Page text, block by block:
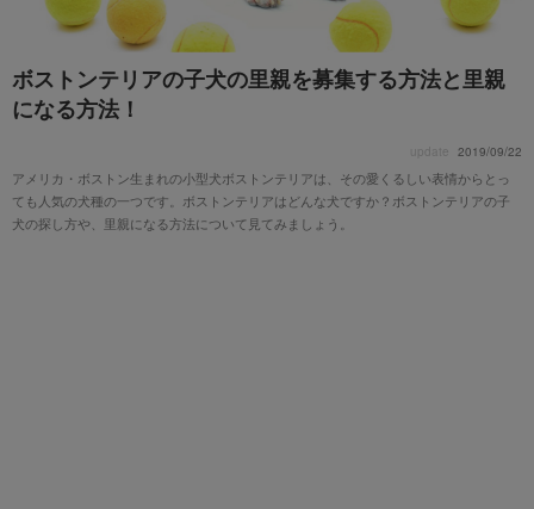
ボストンテリアの子犬の里親を募集する方法と里親
になる方法！
update 2019/09/22
アメリカ・ボストン生まれの小型犬ボストンテリアは、その愛くるしい表情からとっ
ても人気の犬種の一つです。ボストンテリアはどんな犬ですか？ボストンテリアの子
犬の探し方や、里親になる方法について見てみましょう。